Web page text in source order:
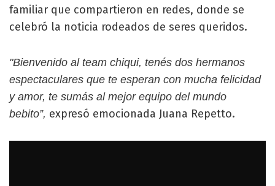
familiar que compartieron en redes, donde se
celebró la noticia rodeados de seres queridos.
"Bienvenido al team chiqui, tenés dos hermanos
espectaculares que te esperan con mucha felicidad
y amor, te sumás al mejor equipo del mundo
bebito”, expresó emocionada Juana Repetto.